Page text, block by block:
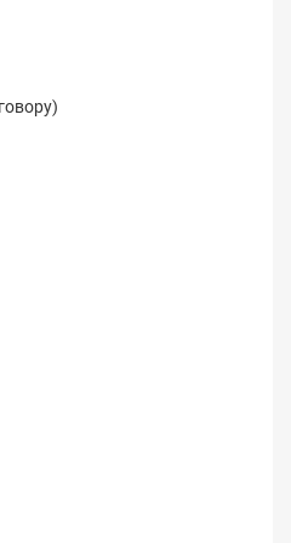
связи, столбах
сети
опорах